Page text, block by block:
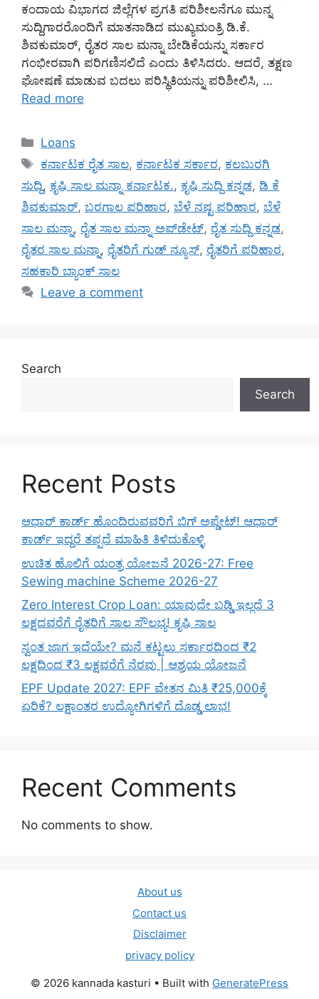
ಕಂದಾಯ ವಿಭಾಗದ ಜಿಲ್ಲೆಗಳ ಪ್ರಗತಿ ಪರಿಶೀಲನೆಗೂ ಮುನ್ನ
ಸುದ್ದಿಗಾರರೊಂದಿಗೆ ಮಾತನಾಡಿದ ಮುಖ್ಯಮಂತ್ರಿ ಡಿ.ಕೆ.
ಶಿವಕುಮಾರ್, ರೈತರ ಸಾಲ ಮನ್ನಾ ಬೇಡಿಕೆಯನ್ನು ಸರ್ಕಾರ
ಗಂಭೀರವಾಗಿ ಪರಿಗಣಿಸಲಿದೆ ಎಂದು ತಿಳಿಸಿದರು. ಆದರೆ, ತಕ್ಷಣ
ಘೋಷಣೆ ಮಾಡುವ ಬದಲು ಪರಿಸ್ಥಿತಿಯನ್ನು ಪರಿಶೀಲಿಸಿ, …
Read more
Categories
Loans
Tags
ಕರ್ನಾಟಕ ರೈತ ಸಾಲ, ಕರ್ನಾಟಕ ಸರ್ಕಾರ, ಕಲಬುರಗಿ
ಸುದ್ದಿ, ಕೃಷಿ ಸಾಲ ಮನ್ನಾ ಕರ್ನಾಟಕ., ಕೃಷಿ ಸುದ್ದಿ ಕನ್ನಡ, ಡಿ ಕೆ
ಶಿವಕುಮಾರ್, ಬರಗಾಲ ಪರಿಹಾರ, ಬೆಳೆ ನಷ್ಟ ಪರಿಹಾರ, ಬೆಳೆ
ಸಾಲ ಮನ್ನಾ, ರೈತ ಸಾಲ ಮನ್ನಾ ಅಪ್‌ಡೇಟ್, ರೈತ ಸುದ್ದಿ ಕನ್ನಡ,
ರೈತರ ಸಾಲ ಮನ್ನಾ, ರೈತರಿಗೆ ಗುಡ್ ನ್ಯೂಸ್, ರೈತರಿಗೆ ಪರಿಹಾರ,
ಸಹಕಾರಿ ಬ್ಯಾಂಕ್ ಸಾಲ
Leave a comment
Search
Search
Recent Posts
ಆಧಾರ್ ಕಾರ್ಡ್ ಹೊಂದಿರುವವರಿಗೆ ಬಿಗ್ ಅಪ್ಡೇಟ್! ಆಧಾರ್
ಕಾರ್ಡ್ ಇದ್ದರೆ ತಪ್ಪದೆ ಮಾಹಿತಿ ತಿಳಿದುಕೊಳ್ಳಿ
ಉಚಿತ ಹೊಲಿಗೆ ಯಂತ್ರ ಯೋಜನೆ 2026-27: Free
Sewing machine Scheme 2026-27
Zero Interest Crop Loan: ಯಾವುದೇ ಬಡ್ಡಿ ಇಲ್ಲದೆ 3
ಲಕ್ಷದವರೆಗೆ ರೈತರಿಗೆ ಸಾಲ ಸೌಲಭ್ಯ! ಕೃಷಿ ಸಾಲ
ಸ್ವಂತ ಜಾಗ ಇದೆಯೇ? ಮನೆ ಕಟ್ಟಲು ಸರ್ಕಾರದಿಂದ ₹2
ಲಕ್ಷದಿಂದ ₹3 ಲಕ್ಷವರೆಗೆ ನೆರವು | ಆಶ್ರಯ ಯೋಜನೆ
EPF Update 2027: EPF ವೇತನ ಮಿತಿ ₹25,000ಕ್ಕೆ
ಏರಿಕೆ? ಲಕ್ಷಾಂತರ ಉದ್ಯೋಗಿಗಳಿಗೆ ದೊಡ್ಡ ಲಾಭ!
Recent Comments
No comments to show.
About us
Contact us
Disclaimer
privacy policy
© 2026 kannada kasturi • Built with GeneratePress